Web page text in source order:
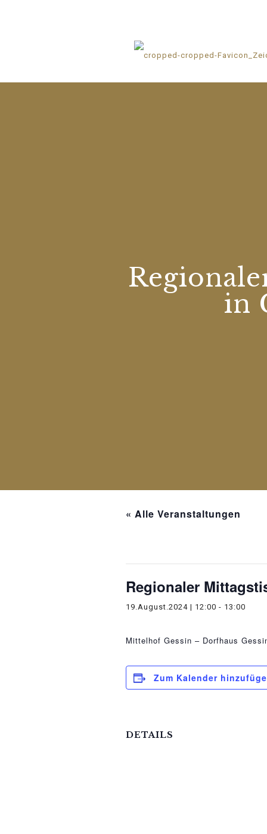
in
« Alle Veranstaltungen
Regionaler
19.August.2024 | 12:00 - 13:00
Mittelhof Gessin – Dorfhaus
Zum Kalender
DETAILS